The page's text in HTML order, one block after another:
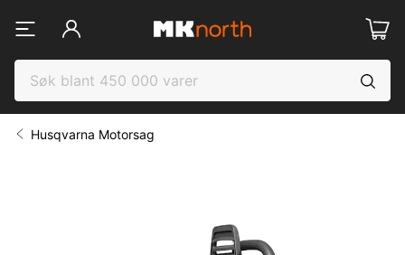
Husqvarna Motorsag